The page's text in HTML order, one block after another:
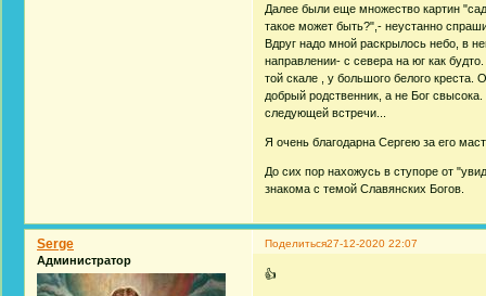
Далее были еще множество картин
такое может быть?",- неустанно
Вдруг надо мной раскрылось небо, в
направлении- с севера на юг как
той скале , у большого белого креста.
добрый родственник, а не Бог
следующей встречи...
Я очень благодарна Сергею за его
До сих пор нахожусь в ступоре от
знакома с темой Славянских Богов.
Поделиться27-12-2020 22:07
Serge
Администратор
👍